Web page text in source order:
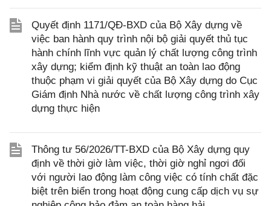
Quyết định 1171/QĐ-BXD của Bộ Xây dựng về
việc ban hành quy trình nội bộ giải quyết thủ tục
hành chính lĩnh vực quản lý chất lượng công trình
xây dựng; kiểm định kỹ thuật an toàn lao động
thuộc phạm vi giải quyết của Bộ Xây dựng do Cục
Giám định Nhà nước về chất lượng công trình xây
dựng thực hiện
Thông tư 56/2026/TT-BXD của Bộ Xây dựng quy
định về thời giờ làm việc, thời giờ nghỉ ngơi đối
với người lao động làm công việc có tính chất đặc
biệt trên biển trong hoạt động cung cấp dịch vụ sự